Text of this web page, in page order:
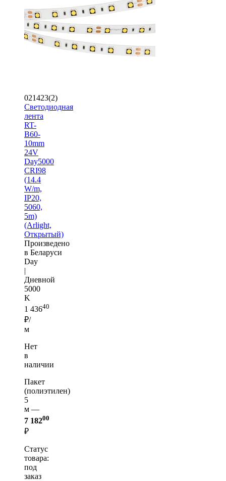
021423(2)
Светодиодная
лента
RT-
B60-
10mm
24V
Day5000
CRI98
(14.4
W/m,
IP20,
5060,
5m)
(Arlight,
Открытый)
Произведено
в Беларуси
Day
|
Дневной
5000
K
1 43640
₽/
м
Нет
в
наличии
Пакет
(полиэтилен)
5
м —
7 18200
₽
Статус
товара:
под
заказ